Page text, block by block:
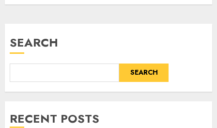
SEARCH
SEARCH
RECENT POSTS